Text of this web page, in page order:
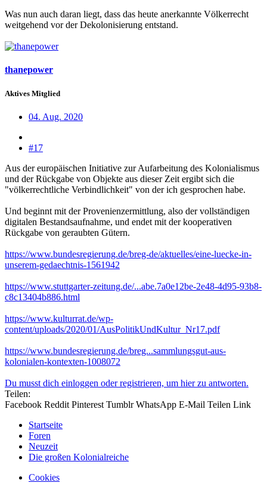
Was nun auch daran liegt, dass das heute anerkannte Völkerrecht
weitgehend vor der Dekolonisierung entstand.
thanepower
Aktives Mitglied
04. Aug. 2020
#17
Aus der europäischen Initiative zur Aufarbeitung des Kolonialismus
und der Rückgabe von Objekte aus dieser Zeit ergibt sich die
"völkerrechtliche Verbindlichkeit" von der ich gesprochen habe.
Und beginnt mit der Provenienzermittlung, also der vollständigen
digitalen Bestandsaufnahme, und endet mit der kooperativen
Rückgabe von geraubten Gütern.
https://www.bundesregierung.de/breg-de/aktuelles/eine-luecke-in-
unserem-gedaechtnis-1561942
https://www.stuttgarter-zeitung.de/...abe.7a0e12be-2e48-4d95-93b8-
c8c13404b886.html
https://www.kulturrat.de/wp-
content/uploads/2020/01/AusPolitikUndKultur_Nr17.pdf
https://www.bundesregierung.de/breg...sammlungsgut-aus-
kolonialen-kontexten-1008072
Du musst dich einloggen oder registrieren, um hier zu antworten.
Teilen:
Facebook Reddit Pinterest Tumblr WhatsApp E-Mail Teilen Link
Startseite
Foren
Neuzeit
Die großen Kolonialreiche
Cookies